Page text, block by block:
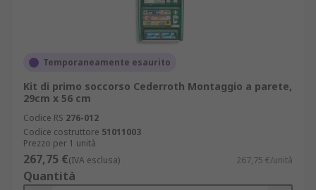
Temporaneamente esaurito
Kit di primo soccorso Cederroth Montaggio a parete,
29cm x 56 cm
Codice RS 276-012
Codice costruttore 51011003
Prezzo per 1 unità
267,75 €(IVA esclusa) 267,75 €/unità
Quantità